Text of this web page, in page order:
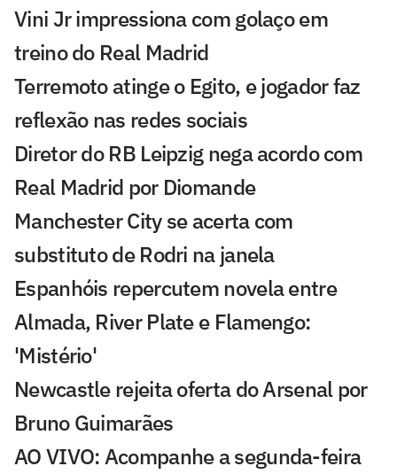
Vini Jr impressiona com golaço em
treino do Real Madrid
Terremoto atinge o Egito, e jogador faz
reflexão nas redes sociais
Diretor do RB Leipzig nega acordo com
Real Madrid por Diomande
Manchester City se acerta com
substituto de Rodri na janela
Espanhóis repercutem novela entre
Almada, River Plate e Flamengo:
'Mistério'
Newcastle rejeita oferta do Arsenal por
Bruno Guimarães
AO VIVO: Acompanhe a segunda-feira